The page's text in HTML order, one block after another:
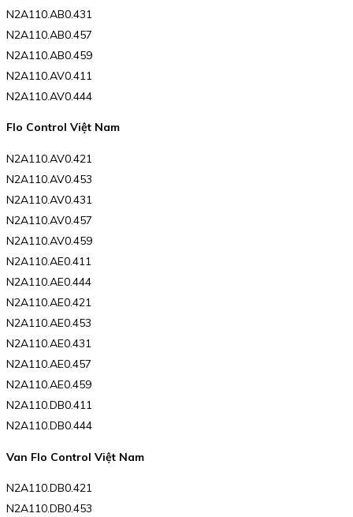
N2A110.AB0.431
N2A110.AB0.457
N2A110.AB0.459
N2A110.AV0.411
N2A110.AV0.444
Flo Control Việt Nam
N2A110.AV0.421
N2A110.AV0.453
N2A110.AV0.431
N2A110.AV0.457
N2A110.AV0.459
N2A110.AE0.411
N2A110.AE0.444
N2A110.AE0.421
N2A110.AE0.453
N2A110.AE0.431
N2A110.AE0.457
N2A110.AE0.459
N2A110.DB0.411
N2A110.DB0.444
Van Flo Control Việt Nam
N2A110.DB0.421
N2A110.DB0.453